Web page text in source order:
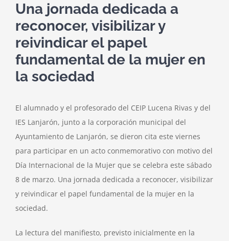
Una jornada dedicada a
reconocer, visibilizar y
reivindicar el papel
fundamental de la mujer en
la sociedad
El alumnado y el profesorado del CEIP Lucena Rivas y del
IES Lanjarón, junto a la corporación municipal del
Ayuntamiento de Lanjarón, se dieron cita este viernes
para participar en un acto conmemorativo con motivo del
Día Internacional de la Mujer que se celebra este sábado
8 de marzo. Una jornada dedicada a reconocer, visibilizar
y reivindicar el papel fundamental de la mujer en la
sociedad.
La lectura del manifiesto, previsto inicialmente en la